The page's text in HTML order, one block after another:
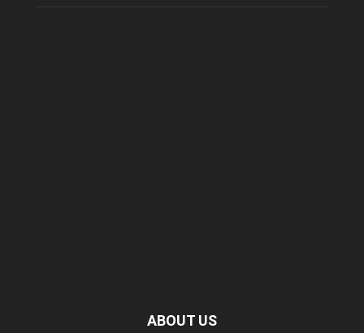
ABOUT US